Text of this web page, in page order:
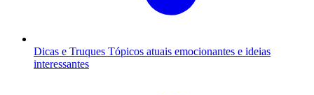
Dicas e Truques Tópicos atuais emocionantes e ideias
interessantes